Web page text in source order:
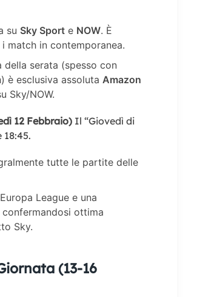
su Sky Sport e NOW. È
match in contemporanea.
serata (spesso con
è esclusiva assoluta Amazon
Sky/NOW.
12 Febbraio) Il “Giovedì di
tutte le partite delle
League e una
confermandosi ottima
Sky.
(13-16